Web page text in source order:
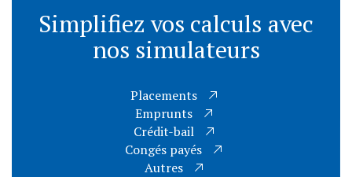
Juridique
RH et social
Comptes consolidés, combinés et IFRS
Commissariat aux comptes
Simplifiez vos calculs avec
nos simulateurs
Placements
Emprunts
Crédit-bail
Congés payés
Autres